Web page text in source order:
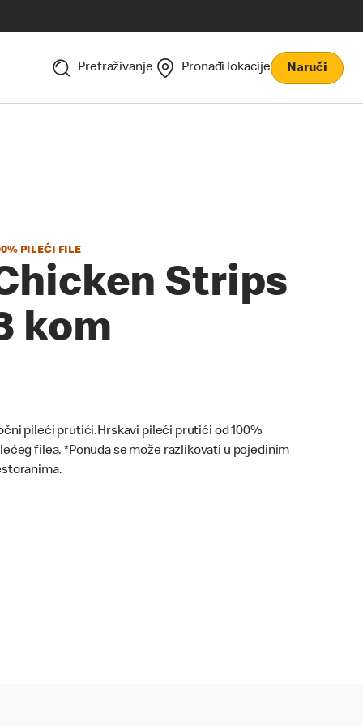
Pretraživanje Pronađi lokacije Naruči
PILEĆI FILE
Strips
kom
pileći prutići.Hrskavi pileći prutići od 100%
filea. *Ponuda se može razlikovati u pojedinim